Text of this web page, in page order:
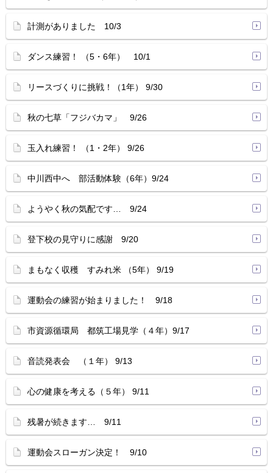
計測がありました 10/3
ダンス練習！ （5・6年） 10/1
リースづくりに挑戦！（1年） 9/30
秋の七草「フジバカマ」 9/26
玉入れ練習！ （1・2年） 9/26
中川西中へ 部活動体験（6年）9/24
ようやく秋の気配です… 9/24
登下校の見守りに感謝 9/20
まもなく収穫 すみれ米 （5年） 9/19
運動会の練習が始まりました！ 9/18
市資源循環局 都筑工場見学（４年）9/17
音読発表会 （１年） 9/13
心の健康を考える（５年） 9/11
残暑が続きます… 9/11
運動会スローガン決定！ 9/10